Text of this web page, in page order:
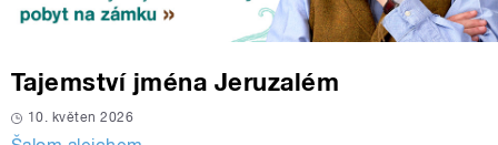
Tajemství jména Jeruzalém
10. květen 2026